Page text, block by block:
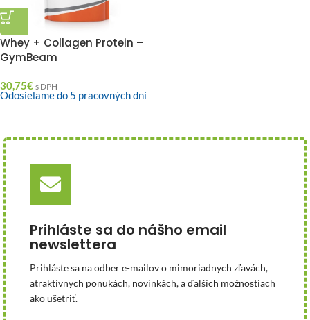
Whey + Collagen Protein –
GymBeam
30,75€ s DPH
Odosielame do 5 pracovných dní
Prihláste sa do nášho email
newslettera
Prihláste sa na odber e-mailov o mimoriadnych zľavách,
atraktívnych ponukách, novinkách, a ďalších možnostiach
ako ušetriť.